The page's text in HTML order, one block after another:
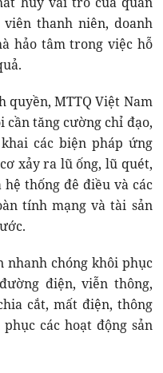
thanh niên, doanh
hảo tâm trong việc hỗ
quyền, MTTQ Việt Nam
cần tăng cường chỉ đạo,
các biện pháp ứng
xảy ra lũ ống, lũ quét,
thống đê điều và các
tính mạng và tài sản
nhanh chóng khôi phục
điện, viễn thông,
cắt, mất điện, thông
các hoạt động sản